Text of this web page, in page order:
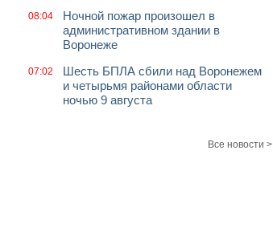
08:04
Ночной пожар произошел в
административном здании в
Воронеже
07:02
Шесть БПЛА сбили над Воронежем
и четырьмя районами области
ночью 9 августа
Все новости >